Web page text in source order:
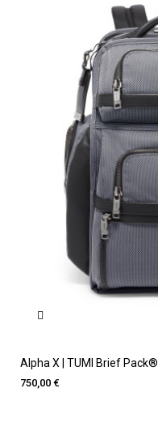
Alpha X | TUMI Brief Pack®
750,00 €